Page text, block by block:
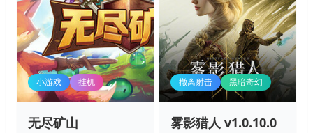
小游戏 挂机
无尽矿山
撤离射击 黑暗奇幻
雾影猎人 v1.0.10.0